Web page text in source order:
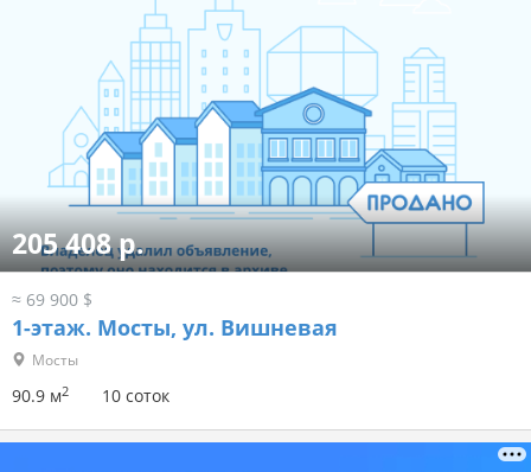
205 408 р.
≈ 69 900 $
1-этаж. Мосты, ул. Вишневая
Мосты
90.9 м2 10 соток